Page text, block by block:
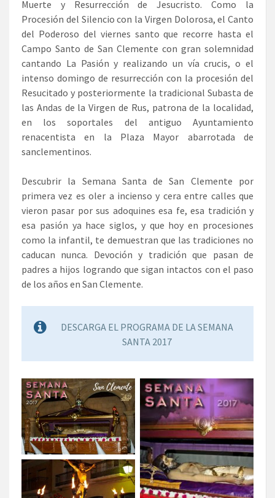
Muerte y Resurrección de Jesucristo. Como la
Procesión del Silencio con la Virgen Dolorosa, el Canto
del Poderoso del viernes santo que recorre hasta el
Campo Santo de San Clemente con gran solemnidad
cantando La Pasión y realizando un vía crucis, o el
intenso domingo de resurrección con la procesión del
Resucitado y posteriormente la tradicional Subasta de
las Andas de la Virgen de Rus, patrona de la localidad,
en los soportales del antiguo Ayuntamiento
renacentista en la Plaza Mayor abarrotada de
sanclementinos.
Descubrir la Semana Santa de San Clemente por
primera vez es oler a incienso y cera entre calles que
vieron pasar por sus adoquines esa fe, esa tradición y
esa pasión ya hace siglos, y que hoy en procesiones
como la infantil, te demuestran que las tradiciones no
caducan nunca. Devoción y tradición que pasan de
padres a hijos logrando que sigan intactos con el paso
de los años en San Clemente.
DESCARGA EL PROGRAMA DE LA SEMANA
SANTA 2017